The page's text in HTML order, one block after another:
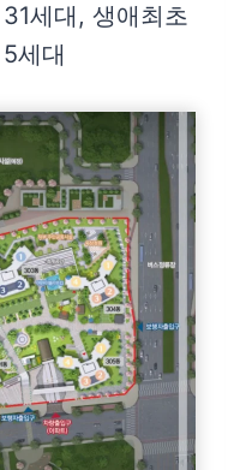
세대, 생애최초
세대